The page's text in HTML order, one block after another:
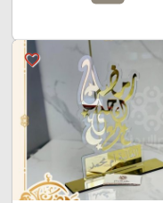
favorite_border